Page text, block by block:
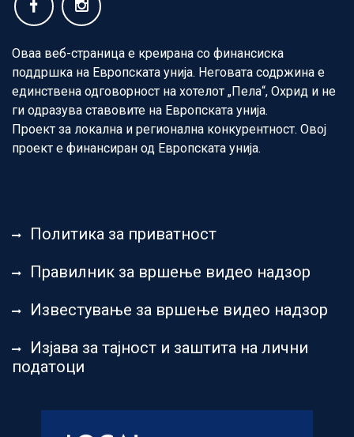
Оваа веб-страница е креирана со финансиска
поддршка на Европската унија. Неговата содржина е
единствена одговорност на хотелот „Пела“, Охрид и не
ги одразува ставовите на Европската унија.
Проект за локална и регионална конкурентност. Овој
проект е финансиран од Европската унија.
Политика за приватност
Правилник за вршење видео надзор
Известување за вршење видео надзор
Изјава за тајност и заштита на лични
податоци